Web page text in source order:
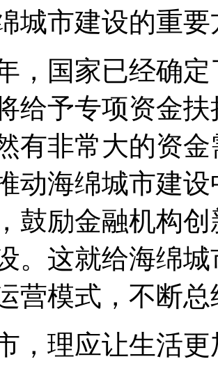
城市建设的重要
国家已经确定
给予专项资金
有非常大的资
动海绵城市建
鼓励金融机构
。这就给海绵
营模式，不断
理应让生活更